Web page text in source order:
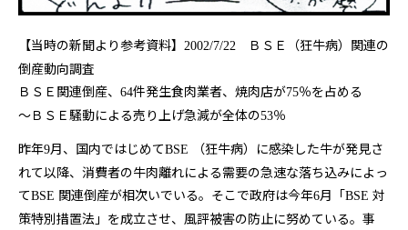
【当時の新聞より参考資料】 2002/7/22
ＢＳＥ（狂牛病）関連の
倒産動向調査
ＢＳＥ関連倒産、
64件発生食肉業者、焼肉店が75％を占める
～ＢＳＥ騒動による売り上げ急減が全体の53％
昨年9月、国内ではじめてBSE
（狂牛病）に感染した牛が発見さ
れて以降、消費者の牛肉離れによる需要の急速な落ち込みによっ
てBSE 関連倒産が相次いでいる。そこで政府は今年6月「BSE 対
策特別措置法」を成立させ、風評被害の防止に努めている。事